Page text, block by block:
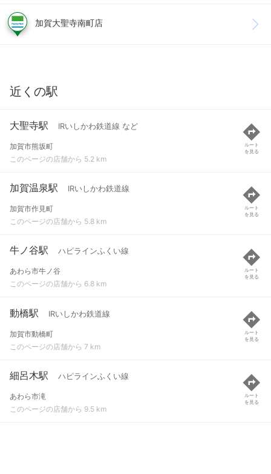
加賀大聖寺南町店
近くの駅
大聖寺駅 IRいしかわ鉄道線 など
加賀市熊坂町
このページの店舗から 5.2 km
ルート
を見る
加賀温泉駅 IRいしかわ鉄道線
加賀市作見町
このページの店舗から 5.8 km
ルート
を見る
牛ノ谷駅 ハピラインふくい線
あわら市牛ノ谷
このページの店舗から 6.8 km
ルート
を見る
動橋駅 IRいしかわ鉄道線
加賀市動橋町
このページの店舗から 7 km
ルート
を見る
細呂木駅 ハピラインふくい線
あわら市滝
このページの店舗から 9.5 km
ルート
を見る